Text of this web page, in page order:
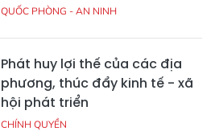
QUỐC PHÒNG - AN NINH
Phát huy lợi thế của các địa
phương, thúc đẩy kinh tế - xã
hội phát triển
CHÍNH QUYỀN